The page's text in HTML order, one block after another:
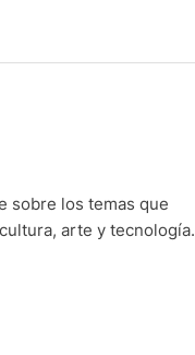
sobre los temas que
arte y tecnología.